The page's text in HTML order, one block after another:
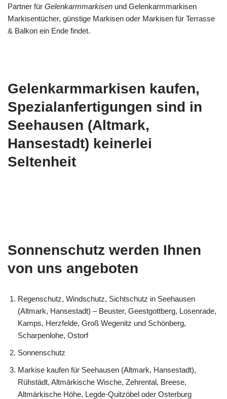
Partner für Gelenkarmmarkisen und Gelenkarmmarkisen
Markisentücher, günstige Markisen oder Markisen für Terrasse
& Balkon ein Ende findet.
Gelenkarmmarkisen kaufen,
Spezialanfertigungen sind in
Seehausen (Altmark,
Hansestadt) keinerlei
Seltenheit
Sonnenschutz werden Ihnen
von uns angeboten
Regenschutz, Windschutz, Sichtschutz in Seehausen
(Altmark, Hansestadt) – Beuster, Geestgottberg, Losenrade,
Kamps, Herzfelde, Groß Wegenitz und Schönberg,
Scharpenlohe, Ostorf
Sonnenschutz
Markise kaufen für Seehausen (Altmark, Hansestadt),
Rühstädt, Altmärkische Wische, Zehrental, Breese,
Altmärkische Höhe, Legde-Quitzöbel oder Osterburg